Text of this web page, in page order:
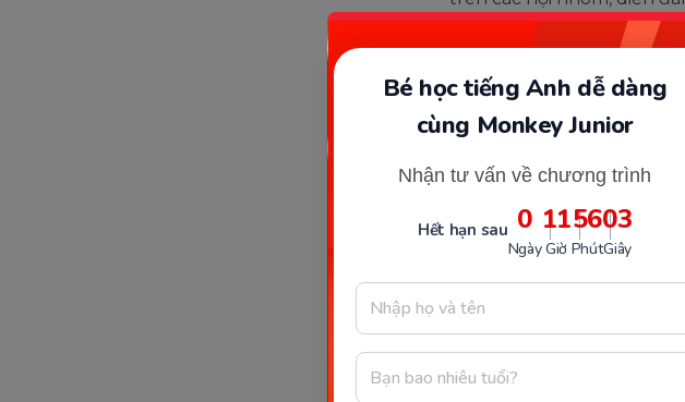
Bé học tiếng Anh dễ dàng
cùng Monkey Junior
Nhận tư vấn về chương trình
Hết hạn sau 0
Ngày
11
Giờ
56
Phút
02
Giây